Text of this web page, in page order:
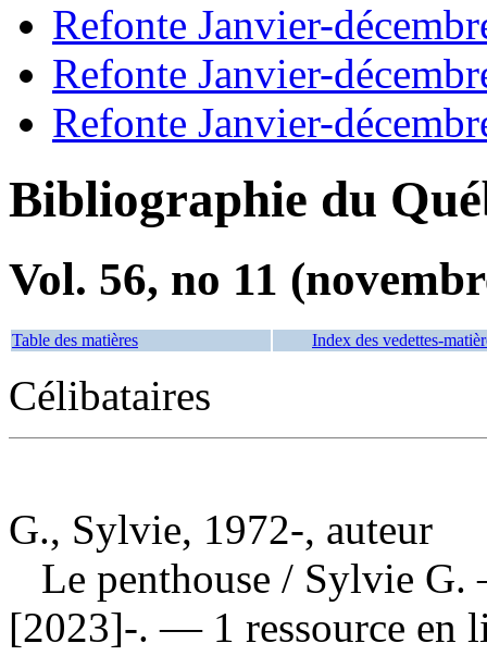
Refonte Janvier-
Refonte Janvier-
Refonte Janvier-
Bibliographie du
Vol. 56, no 11
Table des matières Index des vedettes-
Célibataires
G., Sylvie, 1972-, auteur
Le penthouse / Sylvie G.
[2023]-. — 1 ressource en